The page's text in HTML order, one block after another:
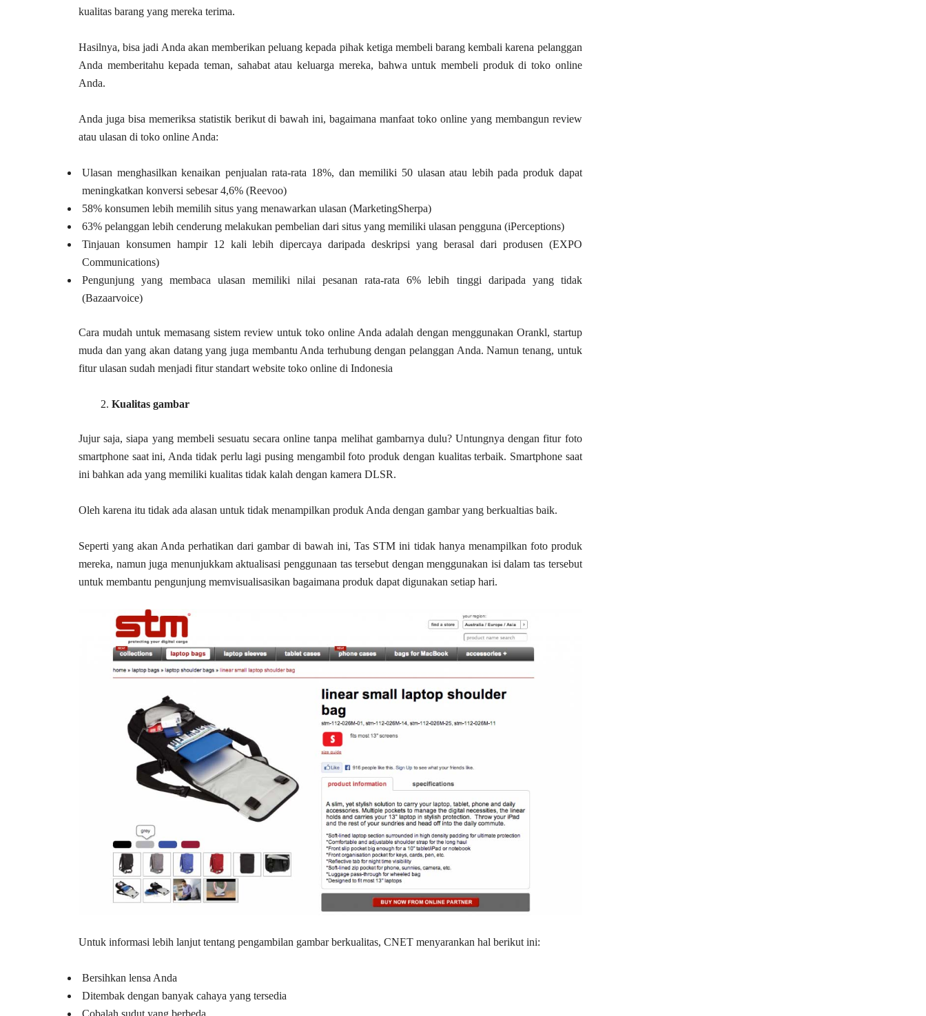
kualitas barang yang mereka terima.
Hasilnya, bisa jadi Anda akan memberikan peluang kepada pihak ketiga membeli barang kembali karena pelanggan
Anda memberitahu kepada teman, sahabat atau keluarga mereka, bahwa untuk membeli produk di toko online
Anda.
Anda juga bisa memeriksa statistik berikut di bawah ini, bagaimana manfaat toko online yang membangun review
atau ulasan di toko online Anda:
Ulasan menghasilkan kenaikan penjualan rata-rata 18%, dan memiliki 50 ulasan atau lebih pada produk dapat
meningkatkan konversi sebesar 4,6% (Reevoo)
58% konsumen lebih memilih situs yang menawarkan ulasan (MarketingSherpa)
63% pelanggan lebih cenderung melakukan pembelian dari situs yang memiliki ulasan pengguna (iPerceptions)
Tinjauan konsumen hampir 12 kali lebih dipercaya daripada deskripsi yang berasal dari produsen (EXPO
Communications)
Pengunjung yang membaca ulasan memiliki nilai pesanan rata-rata 6% lebih tinggi daripada yang tidak
(Bazaarvoice)
Cara mudah untuk memasang sistem review untuk toko online Anda adalah dengan menggunakan Orankl, startup
muda dan yang akan datang yang juga membantu Anda terhubung dengan pelanggan Anda. Namun tenang, untuk
fitur ulasan sudah menjadi fitur standart website toko online di Indonesia
Kualitas gambar
Jujur saja, siapa yang membeli sesuatu secara online tanpa melihat gambarnya dulu? Untungnya dengan fitur foto
smartphone saat ini, Anda tidak perlu lagi pusing mengambil foto produk dengan kualitas terbaik. Smartphone saat
ini bahkan ada yang memiliki kualitas tidak kalah dengan kamera DLSR.
Oleh karena itu tidak ada alasan untuk tidak menampilkan produk Anda dengan gambar yang berkualtias baik.
Seperti yang akan Anda perhatikan dari gambar di bawah ini, Tas STM ini tidak hanya menampilkan foto produk
mereka, namun juga menunjukkam aktualisasi penggunaan tas tersebut dengan menggunakan isi dalam tas tersebut
untuk membantu pengunjung memvisualisasikan bagaimana produk dapat digunakan setiap hari.
Untuk informasi lebih lanjut tentang pengambilan gambar berkualitas, CNET menyarankan hal berikut ini:
Bersihkan lensa Anda
Ditembak dengan banyak cahaya yang tersedia